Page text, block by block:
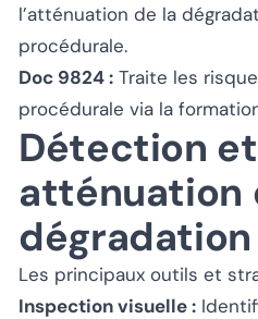
l’atténuation de la
procédurale.
Doc 9824 : Traite les
procédurale via la
Détection et
atténuation
Les principaux outils et
Inspection visuelle :